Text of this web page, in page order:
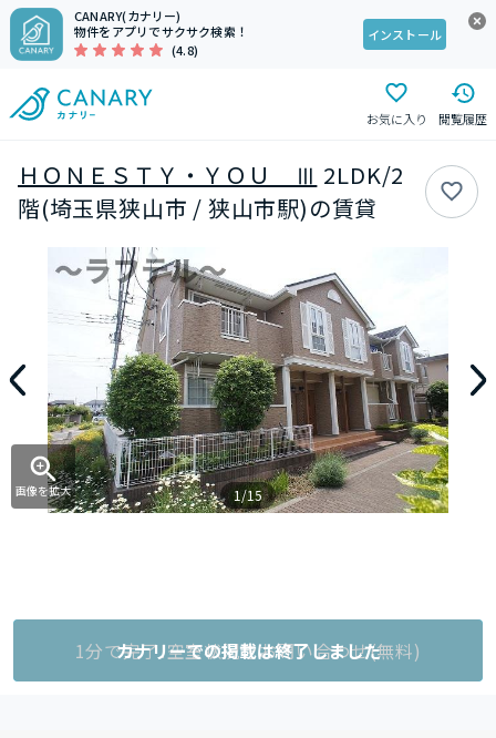
CANARY(カナリー)
物件をアプリでサクサク検索！
(4.8)
インストール
お気に入り 閲覧履歴
ＨＯＮＥＳＴＹ・ＹＯＵ Ⅲ 2LDK/2
階(埼玉県狭山市 / 狭山市駅)の賃貸
画像を拡大 1/15
1分で完了!空室状況をお問い合わせ(無料)
カナリーでの掲載は終了しました